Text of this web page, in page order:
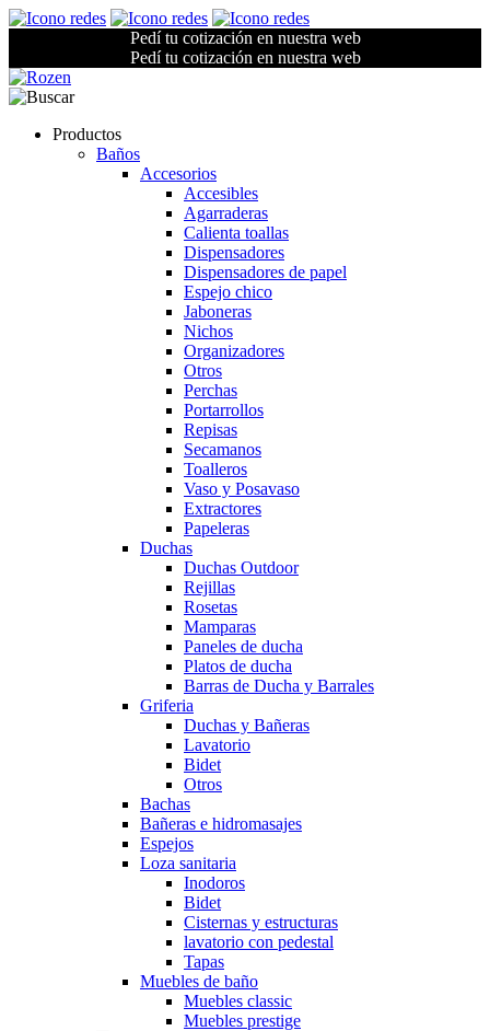
Pedí tu cotización en nuestra web
Pedí tu cotización en nuestra web
Productos
Baños
Accesorios
Accesibles
Agarraderas
Calienta toallas
Dispensadores
Dispensadores de papel
Espejo chico
Jaboneras
Nichos
Organizadores
Otros
Perchas
Portarrollos
Repisas
Secamanos
Toalleros
Vaso y Posavaso
Extractores
Papeleras
Duchas
Duchas Outdoor
Rejillas
Rosetas
Mamparas
Paneles de ducha
Platos de ducha
Barras de Ducha y Barrales
Griferia
Duchas y Bañeras
Lavatorio
Bidet
Otros
Bachas
Bañeras e hidromasajes
Espejos
Loza sanitaria
Inodoros
Bidet
Cisternas y estructuras
lavatorio con pedestal
Tapas
Muebles de baño
Muebles classic
Muebles prestige